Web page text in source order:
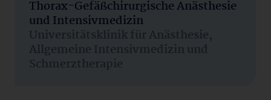
Thorax-Gefäßchirurgische Anästhesie
und Intensivmedizin
Universitätsklinik für Anästhesie,
Allgemeine Intensivmedizin und
Schmerztherapie